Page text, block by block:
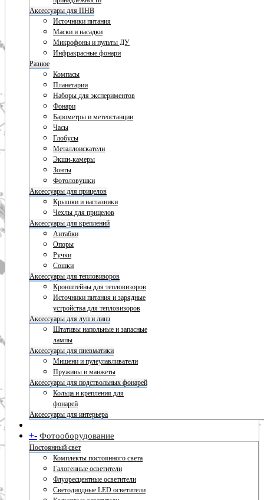
Аксессуары для ПНВ
Источники питания
Маски и насадки
Микрофоны и пульты ДУ
Инфракрасные фонари
Разное
Компасы
Планетарии
Наборы для экспериментов
Фонари
Барометры и метеостанции
Часы
Глобусы
Металлоискатели
Экшн-камеры
Зонты
Фотоловушки
Аксессуары для прицелов
Крышки и наглазники
Чехлы для прицелов
Аксессуары для креплений
Антабки
Опоры
Ручки
Сошки
Аксессуары для тепловизоров
Кронштейны для тепловизоров
Источники питания и зарядные
устройства для тепловизоров
Аксессуары для луп и линз
Штативы напольные и запасные
лампы
Аксессуары для пневматики
Мишени и пулеулавливатели
Пружины и манжеты
Аксессуары для подствольных фонарей
Кольца и крепления для
фонарей
Аксессуары для интерьера
+- Фотооборудование
Постоянный свет
Комплекты постоянного света
Галогенные осветители
Флуоресцентные осветители
Светодиодные LED осветители